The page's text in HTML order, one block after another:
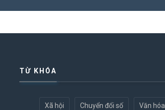
TỪ KHÓA
Xã hội Chuyển đổi số Văn hóa